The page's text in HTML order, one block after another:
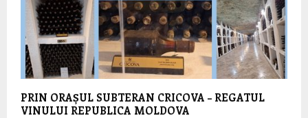
PRIN ORAȘUL SUBTERAN CRICOVA – REGATUL
VINULUI REPUBLICA MOLDOVA